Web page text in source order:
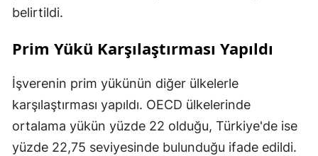
belirtildi.
Prim Yükü Karşılaştırması Yapıldı
İşverenin prim yükünün diğer ülkelerle
karşılaştırması yapıldı. OECD ülkelerinde
ortalama yükün yüzde 22 olduğu, Türkiye'de ise
yüzde 22,75 seviyesinde bulunduğu ifade edildi.